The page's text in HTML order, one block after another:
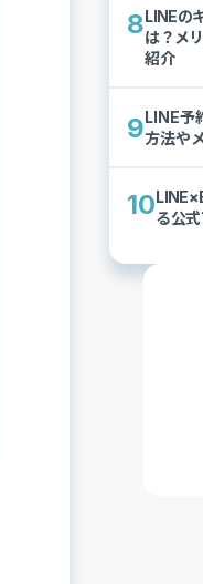
8LINEの
は？メ
紹介
9LINE予
方法や
10る公